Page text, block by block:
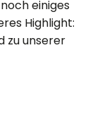
einiges
Highlight:
zu unserer